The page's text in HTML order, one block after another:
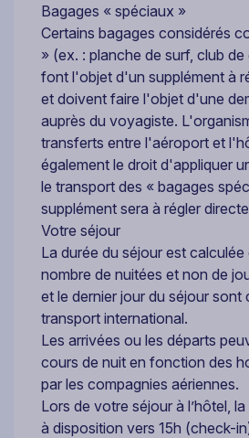
Bagages « spéciaux »
Certains bagages considérés
» (ex. : planche de surf, club
font l'objet d'un supplément à
et doivent faire l'objet d'une
auprès du voyagiste.
transferts entre l'aéroport et
également le droit d'appliquer
le transport des « bagages
supplément sera à régler
Votre séjour
La durée du séjour est
nombre de nuitées et non de
et le dernier jour du séjour sont
transport international.
Les arrivées ou les départs
cours de nuit en fonction des
par les compagnies aériennes.
Lors de votre séjour à l’hôtel,
à disposition vers 15h (check-